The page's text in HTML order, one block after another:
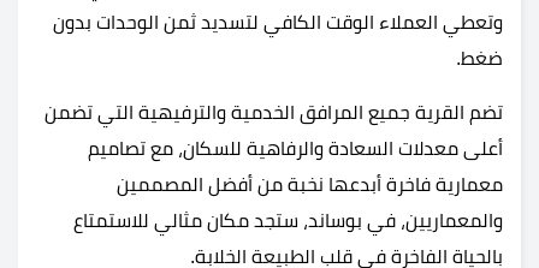
وتعطي العملاء الوقت الكافي لتسديد ثمن الوحدات بدون
ضغط.
تضم القرية جميع المرافق الخدمية والترفيهية التي تضمن
أعلى معدلات السعادة والرفاهية للسكان، مع تصاميم
معمارية فاخرة أبدعها نخبة من أفضل المصممين
والمعماريين، في بوساند، ستجد مكان مثالي للاستمتاع
بالحياة الفاخرة في قلب الطبيعة الخلابة.